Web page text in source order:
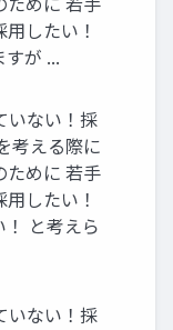
したい！
が ...
いない！採
考える際に
ために 若手
したい！
と考えら
いない！採